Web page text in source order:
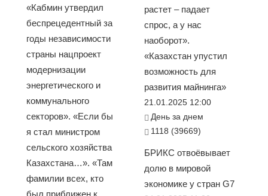
«Кабмин утвердил
беспрецедентный за
годы независимости
страны нацпроект
модернизации
энергетического и
коммунального
секторов». «Если бы
я стал министром
сельского хозяйства
Казахстана…». «Там
фамилии всех, кто
растет – падает
спрос, а у нас
наоборот».
«Казахстан упустил
возможность для
развития майнинга»
21.01.2025 12:00
День за днем
1118 (39669)
БРИКС отвоёвывает
долю в мировой
экономике у стран G7